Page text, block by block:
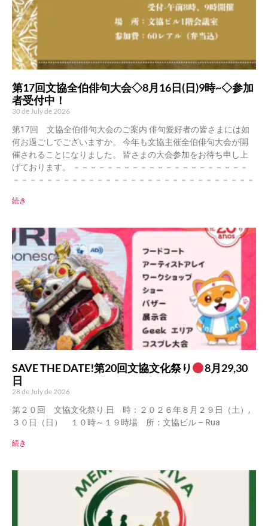
第17回文協全伯俳句大会◇8月16日(日)9時~◇参加
者受付中！
30 de July de 2026
第17回 文協全伯俳句大会のご案内 俳句愛好者の皆さまには如
何お過ごしでございますか。 今年も文協主催全伯俳句大会が開
催されることになりました。 皆さまの大会参加をお待ち申し上
げております。 －－－－－－－－－－－－－－－－－－－－－
－－－－－－－－－－－－－－－－－－－－－－－－－－－－－
続き
SAVE THE DATE!第20回文協文化祭り
8月29,30
日
28 de July de 2026
第２０回 文協文化祭り 日 時：２０２６年８月２９日（土）,
３０日（日） １０時～１９時場 所：文協ビル – Rua
続き